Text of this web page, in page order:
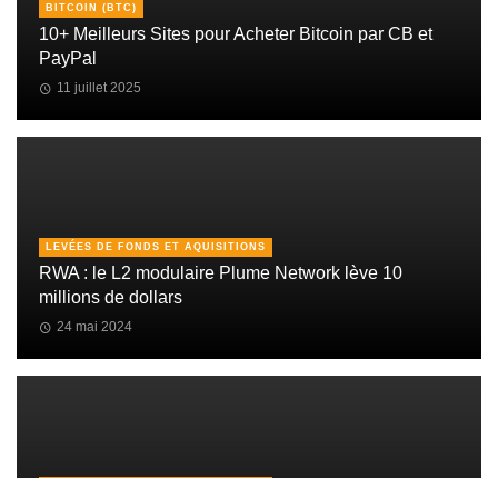
BITCOIN (BTC)
10+ Meilleurs Sites pour Acheter Bitcoin par CB et
PayPal
11 juillet 2025
LEVÉES DE FONDS ET AQUISITIONS
RWA : le L2 modulaire Plume Network lève 10
millions de dollars
24 mai 2024